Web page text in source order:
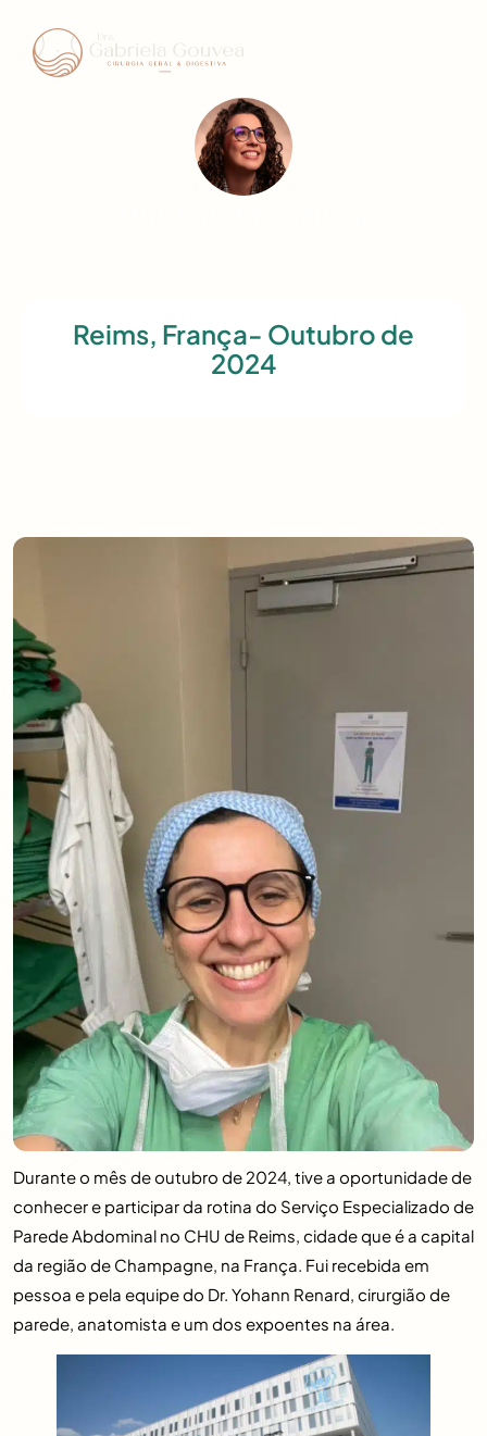
Reims, França- Outubro de
2024
Durante o mês de outubro de 2024, tive a oportunidade de
conhecer e participar da rotina do Serviço Especializado de
Parede Abdominal no CHU de Reims, cidade que é a capital
da região de Champagne, na França. Fui recebida em
pessoa e pela equipe do Dr. Yohann Renard, cirurgião de
parede, anatomista e um dos expoentes na área.